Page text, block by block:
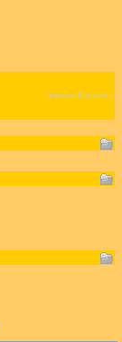
maandag 10 augustus